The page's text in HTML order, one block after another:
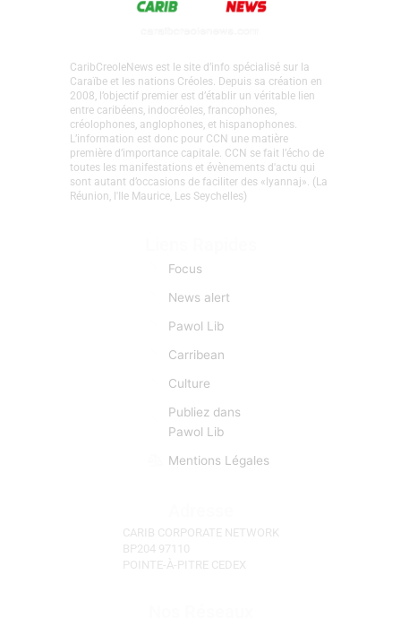
Caraïbe et les nations Créoles. Depuis sa création en
entre caribéens, indocréoles, francophones,
L’information est donc pour CCN une matière
toutes les manifestations et évènements d'actu qui
Réunion, l'Ile Maurice, Les Seychelles)
Liens Rapides
Focus
Carribean
Culture